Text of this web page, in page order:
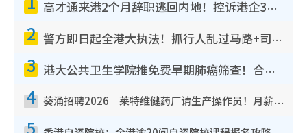
高才通来港2个月辞职逃回内地！控诉港企3宗罪，叹微管理极窒息
2 警方即日起全港大执法！抓行人乱过马路+司机不专注驾驶！乱过马路罚$2000
3 港大公共卫生学院推免费早期肺癌筛查！合资格人士将获全额资助定期血液化验/电脑断层扫描/风险评估
4 葵涌招聘2026｜莱特维健药厂请生产操作员！月薪高达$1.7万 冷气厂房/五天工作/保障双粮
5